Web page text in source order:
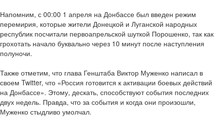
Напомним, с 00:00 1 апреля на Донбассе был введен режим
перемирия, которые жители Донецкой и Луганской народных
республик посчитали первоапрельской шуткой Порошенко, так как
грохотать начало буквально через 10 минут после наступления
полуночи.
Также отметим, что глава Генштаба Виктор Муженко написал в
своем Twitter, что «Россия готовится к активации боевых действий
на Донбассе». Этому, дескать, способствуют события последних
двух недель. Правда, что за события и когда они произошли,
Муженко стыдливо умолчал.